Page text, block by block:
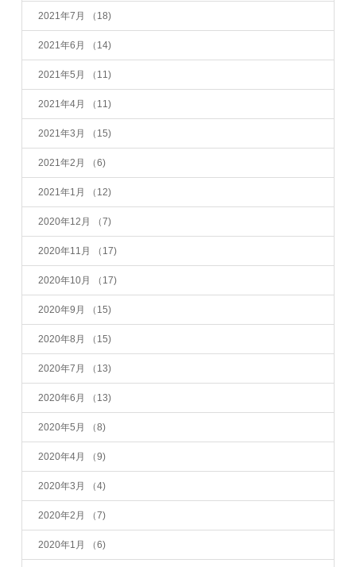
2021年7月 （18)
2021年6月 （14)
2021年5月 （11)
2021年4月 （11)
2021年3月 （15)
2021年2月 （6)
2021年1月 （12)
2020年12月 （7)
2020年11月 （17)
2020年10月 （17)
2020年9月 （15)
2020年8月 （15)
2020年7月 （13)
2020年6月 （13)
2020年5月 （8)
2020年4月 （9)
2020年3月 （4)
2020年2月 （7)
2020年1月 （6)